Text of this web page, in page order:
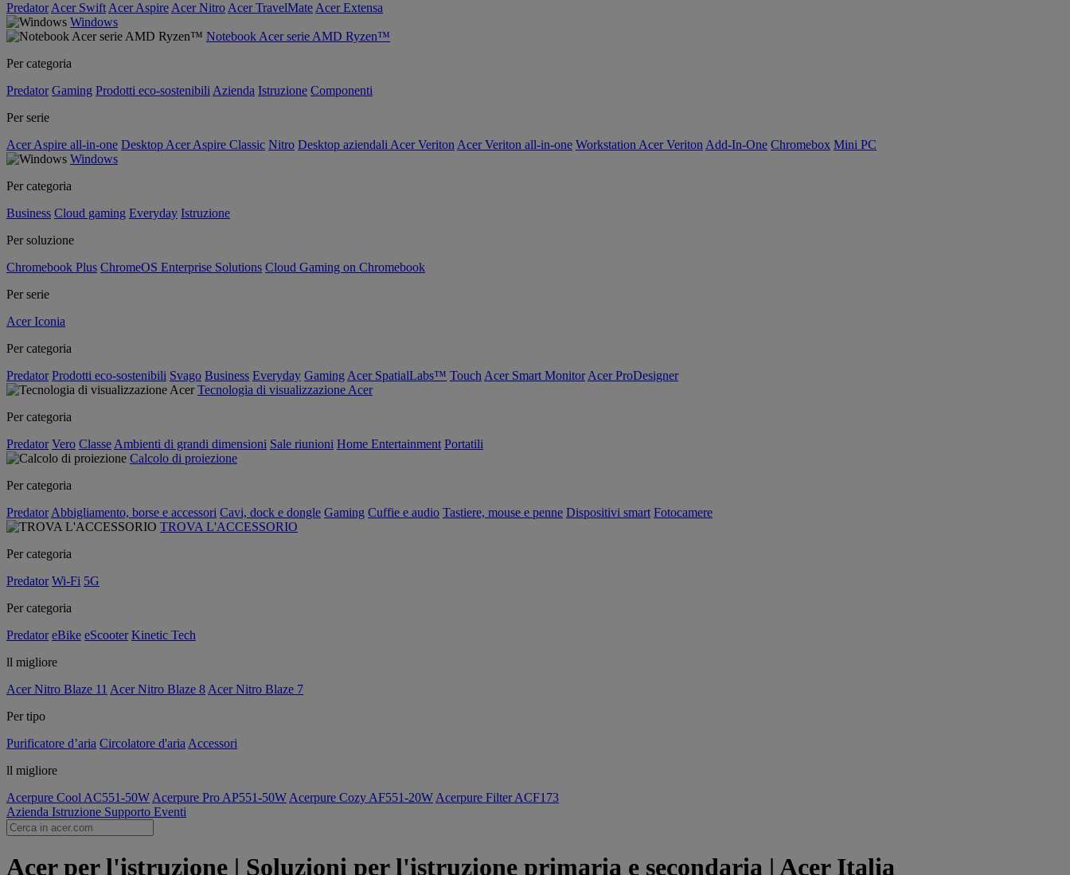
Predator Acer Swift Acer Aspire Acer Nitro Acer TravelMate Acer Extensa
Windows
Notebook Acer serie AMD Ryzen™
Per categoria
Predator Gaming Prodotti eco-sostenibili Azienda Istruzione Componenti
Per serie
Acer Aspire all-in-one Desktop Acer Aspire Classic Nitro Desktop aziendali Acer Veriton Acer Veriton all-in-one Workstation Acer Veriton Add-In-One Chromebox Mini PC
Windows
Per categoria
Business Cloud gaming Everyday Istruzione
Per soluzione
Chromebook Plus ChromeOS Enterprise Solutions Cloud Gaming on Chromebook
Per serie
Acer Iconia
Per categoria
Predator Prodotti eco-sostenibili Svago Business Everyday Gaming Acer SpatialLabs™ Touch Acer Smart Monitor Acer ProDesigner
Tecnologia di visualizzazione Acer
Per categoria
Predator Vero Classe Ambienti di grandi dimensioni Sale riunioni Home Entertainment Portatili
Calcolo di proiezione
Per categoria
Predator Abbigliamento, borse e accessori Cavi, dock e dongle Gaming Cuffie e audio Tastiere, mouse e penne Dispositivi smart Fotocamere
TROVA L'ACCESSORIO
Per categoria
Predator Wi-Fi 5G
Per categoria
Predator eBike eScooter Kinetic Tech
ll migliore
Acer Nitro Blaze 11 Acer Nitro Blaze 8 Acer Nitro Blaze 7
Per tipo
Purificatore d’aria Circolatore d'aria Accessori
ll migliore
Acerpure Cool AC551-50W Acerpure Pro AP551-50W Acerpure Cozy AF551-20W Acerpure Filter ACF173
Azienda Istruzione Supporto Eventi
Acer per l'istruzione | Soluzioni per l'istruzione primaria e secondaria | Acer Italia